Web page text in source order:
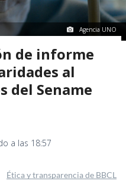
Agencia UNO
de informe
al
del Sename
a las 18:57
Ética y transparencia de BBCL